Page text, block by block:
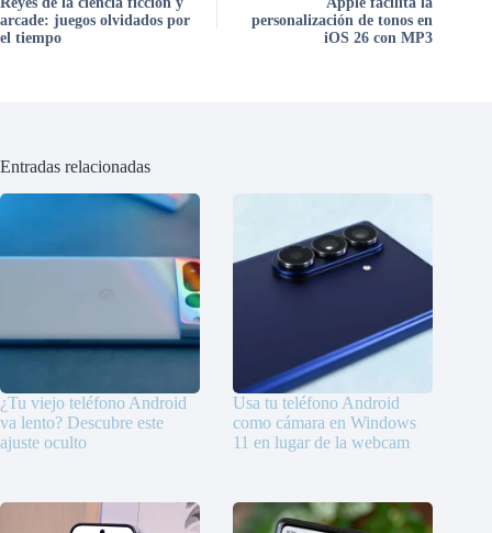
arcade: juegos olvidados por
el tiempo
personalización de tonos en
iOS 26 con MP3
Entradas relacionadas
¿Tu viejo teléfono Android
va lento? Descubre este
ajuste oculto
Usa tu teléfono Android
como cámara en Windows
11 en lugar de la webcam